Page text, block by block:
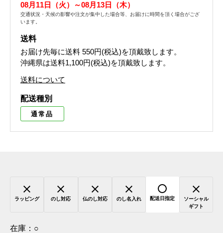
08月11日（火）～08月13日（木）
交通状況・天候の影響や注文が集中した場合等、お届けに時間を頂く場合がござ
います。
送料
お届け先毎に送料 550円(税込)を頂戴致します。
沖縄県は送料1,100円(税込)を頂戴致します。
送料について
配送種別
通常品
ラッピング のし対応 仏のし対応 のし名入れ 配送日指定
ソーシャル
ギフト
在庫： ○